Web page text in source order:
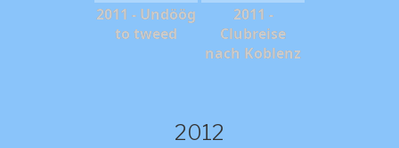
2011 - Undöög
to tweed
2011 -
Clubreise
nach Koblenz
2012